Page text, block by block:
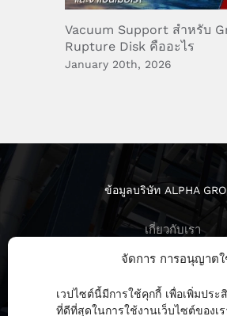
จัดการ การอนุญาต
เวปไซต์นี้มีการใช้คุกกี้ เพื่อเพิ่มปร
ที่ดีที่สุดในการใช้งานเว็บไซต์ของเ
Vacuum Support สำหรับ
Rupture Disk คืออะไร
January 20th, 2026
ข้อมูลบริษัท ALPHA
เกี่ยวกับเรา
บทสัมภาษณ์ ผู้บริหาร
ข่าวสารล่าสุด